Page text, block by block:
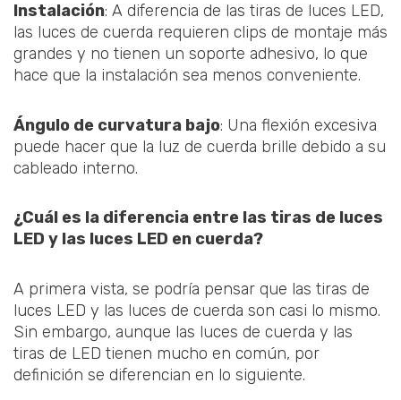
Instalación: A diferencia de las tiras de luces LED,
las luces de cuerda requieren clips de montaje más
grandes y no tienen un soporte adhesivo, lo que
hace que la instalación sea menos conveniente.
Ángulo de curvatura bajo: Una flexión excesiva
puede hacer que la luz de cuerda brille debido a su
cableado interno.
¿Cuál es la diferencia entre las tiras de luces
LED y las luces LED en cuerda?
A primera vista, se podría pensar que las tiras de
luces LED y las luces de cuerda son casi lo mismo.
Sin embargo, aunque las luces de cuerda y las
tiras de LED tienen mucho en común, por
definición se diferencian en lo siguiente.